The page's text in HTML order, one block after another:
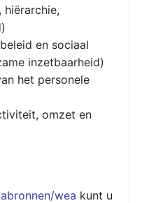
hiërarchie,
en sociaal
inzetbaarheid)
het personele
omzet en
wea kunt u